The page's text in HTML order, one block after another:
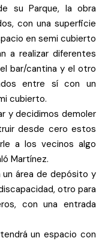
su Parque, la obra
con una superficie
en semi cubierto
a realizar diferentes
bar/cantina y el otro
entre sí con un
cubierto.
y decidimos demoler
desde cero estos
a los vecinos algo
Martínez.
área de depósito y
otro para
con una entrada
un espacio con